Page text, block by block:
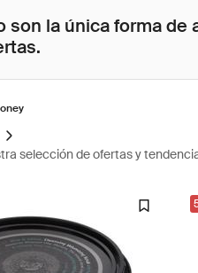
son la única forma
selección de ofertas y